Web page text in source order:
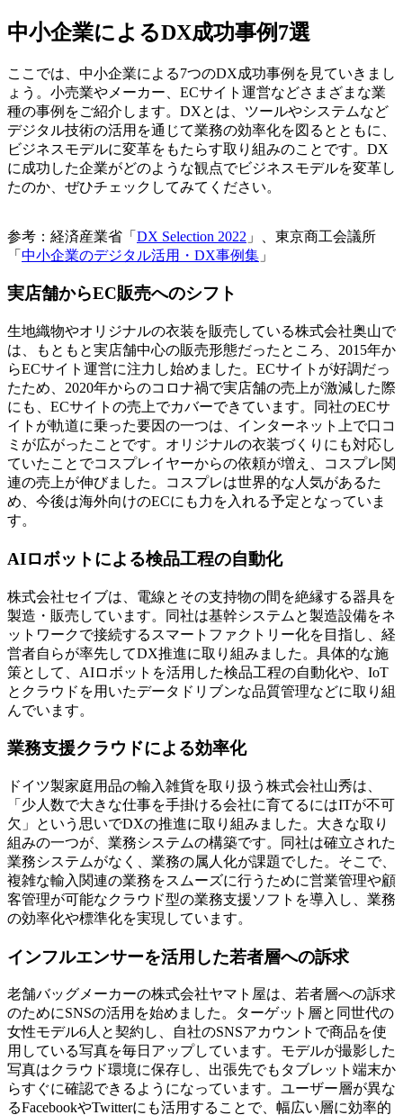
中小企業によるDX成功事例7選
ここでは、中小企業による7つのDX成功事例を見ていきまし
ょう。小売業やメーカー、ECサイト運営などさまざまな業
種の事例をご紹介します。DXとは、ツールやシステムなど
デジタル技術の活用を通じて業務の効率化を図るとともに、
ビジネスモデルに変革をもたらす取り組みのことです。DX
に成功した企業がどのような観点でビジネスモデルを変革し
たのか、ぜひチェックしてみてください。
参考：経済産業省「 DX Selection 2022 」、東京商工会議所
「 中小企業のデジタル活用・DX事例集 」
実店舗からEC販売へのシフト
生地織物やオリジナルの衣装を販売している株式会社奥山で
は、もともと実店舗中心の販売形態だったところ、2015年か
らECサイト運営に注力し始めました。ECサイトが好調だっ
たため、2020年からのコロナ禍で実店舗の売上が激減した際
にも、ECサイトの売上でカバーできています。同社のECサ
イトが軌道に乗った要因の一つは、インターネット上で口コ
ミが広がったことです。オリジナルの衣装づくりにも対応し
ていたことでコスプレイヤーからの依頼が増え、コスプレ関
連の売上が伸びました。コスプレは世界的な人気があるた
め、今後は海外向けのECにも力を入れる予定となっていま
す。
AIロボットによる検品工程の自動化
株式会社セイブは、電線とその支持物の間を絶縁する器具を
製造・販売しています。同社は基幹システムと製造設備をネ
ットワークで接続するスマートファクトリー化を目指し、経
営者自らが率先してDX推進に取り組みました。具体的な施
策として、AIロボットを活用した検品工程の自動化や、IoT
とクラウドを用いたデータドリブンな品質管理などに取り組
んでいます。
業務支援クラウドによる効率化
ドイツ製家庭用品の輸入雑貨を取り扱う株式会社山秀は、
「少人数で大きな仕事を手掛ける会社に育てるにはITが不可
欠」という思いでDXの推進に取り組みました。大きな取り
組みの一つが、業務システムの構築です。同社は確立された
業務システムがなく、業務の属人化が課題でした。そこで、
複雑な輸入関連の業務をスムーズに行うために営業管理や顧
客管理が可能なクラウド型の業務支援ソフトを導入し、業務
の効率化や標準化を実現しています。
インフルエンサーを活用した若者層への訴求
老舗バッグメーカーの株式会社ヤマト屋は、若者層への訴求
のためにSNSの活用を始めました。ターゲット層と同世代の
女性モデル6人と契約し、自社のSNSアカウントで商品を使
用している写真を毎日アップしています。モデルが撮影した
写真はクラウド環境に保存し、出張先でもタブレット端末か
らすぐに確認できるようになっています。ユーザー層が異な
るFacebookやTwitterにも活用することで、幅広い層に効率的